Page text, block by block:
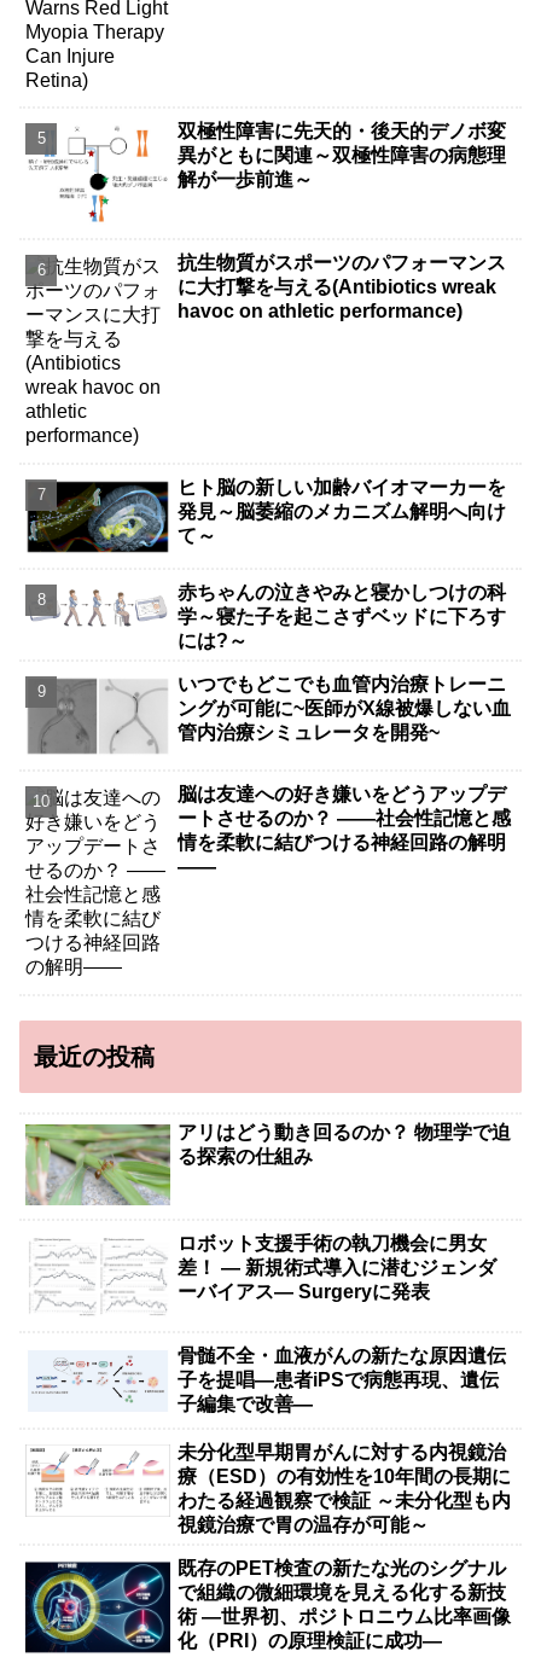
双極性障害に先天的・後天的デノボ変
異がともに関連～双極性障害の病態理
解が一歩前進～
抗生物質がスポーツのパフォーマンス
に大打撃を与える(Antibiotics wreak
havoc on athletic performance)
ヒト脳の新しい加齢バイオマーカーを
発見～脳萎縮のメカニズム解明へ向け
て～
赤ちゃんの泣きやみと寝かしつけの科
学～寝た子を起こさずベッドに下ろす
には?～
いつでもどこでも血管内治療トレーニ
ングが可能に~医師がX線被爆しない血
管内治療シミュレータを開発~
脳は友達への好き嫌いをどうアップデ
ートさせるのか？ ――社会性記憶と感
情を柔軟に結びつける神経回路の解明
――
最近の投稿
アリはどう動き回るのか？ 物理学で迫
る探索の仕組み
ロボット支援手術の執刀機会に男女
差！ — 新規術式導入に潜むジェンダ
ーバイアス— Surgeryに発表
骨髄不全・血液がんの新たな原因遺伝
子を提唱―患者iPSで病態再現、遺伝
子編集で改善―
未分化型早期胃がんに対する内視鏡治
療（ESD）の有効性を10年間の長期に
わたる経過観察で検証 ～未分化型も内
視鏡治療で胃の温存が可能～
既存のPET検査の新たな光のシグナル
で組織の微細環境を見える化する新技
術 ―世界初、ポジトロニウム比率画像
化（PRI）の原理検証に成功―